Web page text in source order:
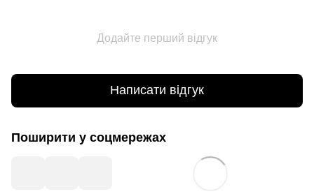
Додайте перший відгук
Написати відгук
Поширити у соцмережах